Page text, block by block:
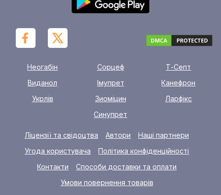
Неогабін Сорцеф
Т-Септ
Виданол
Імупрет
Канефрон
Укрлів
Зиоміцин
Ларфікс
Синупрет
Ліцензії та свідоцтва Автори
Наші партнери
Угода користувача
Політика конфіденційності
Контакти
Способи доставки та оплати
Умови повернення товарів